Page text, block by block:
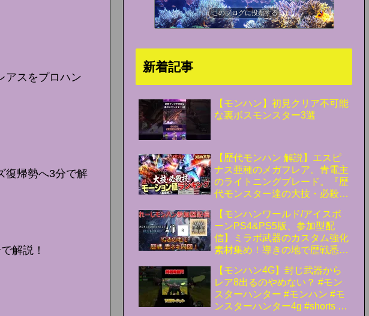
アスをプロハン
復帰勢へ3分で解
解説！
このブログに投票する
新着記事
【モンハン】初見クリア不可能
な裏ボスモンスター3選
【歴代モンハン 解説】エスピ
ナス亜種のメガフレア。青電主
のライトニングブレード。『歴
代モンスター達の大技・必殺技
ンキング形式で解説！』【モン
ハン解説シリーズ】
【モンハンワールド/アイスボ
ーンPS4&PS5版、参加型配
信】ミラボ武器のカスタム強化
素材集め！導きの地で歴戦悉く
_part51【モンスターハンター
ワールドアイスボーン】
【モンハン4G】封じ武器から
レア8出るのやめない？ #モン
スターハンター #モンハン #モ
ンスターハンター4g #shorts #